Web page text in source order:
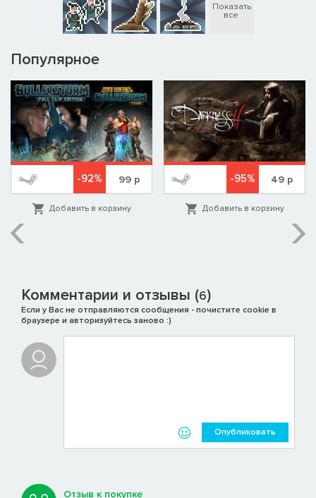
Показать
все
Популярное
-92% 99р
Добавить в корзину
-95% 49 р
Добавить в корзину
Комментарии и отзывы (6)
Если у Вас не отправляются сообщения - почистите cookie в
браузере и авторизуйтесь заново :)
Опубликовать
Отзыв к покупке